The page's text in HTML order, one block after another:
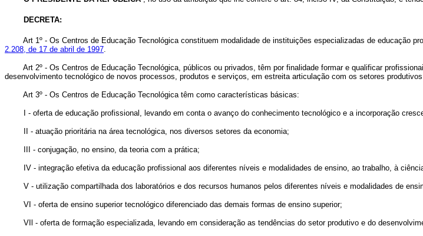
DECRETA:
Art 1º - Os Centros de Educação Tecnológica constituem modalidade de instituições especializadas de educação
2.208, de 17 de abril de 1997.
Art 2º - Os Centros de Educação Tecnológica, públicos ou privados, têm por finalidade formar e qualificar
desenvolvimento tecnológico de novos processos, produtos e serviços, em estreita articulação com os setores
Art 3º - Os Centros de Educação Tecnológica têm como características básicas:
I - oferta de educação profissional, levando em conta o avanço do conhecimento tecnológico e a incorporação
II - atuação prioritária na área tecnológica, nos diversos setores da economia;
III - conjugação, no ensino, da teoria com a prática;
IV - integração efetiva da educação profissional aos diferentes níveis e modalidades de ensino, ao trabalho, à
V - utilização compartilhada dos laboratórios e dos recursos humanos pelos diferentes níveis e modalidades de
VI - oferta de ensino superior tecnológico diferenciado das demais formas de ensino superior;
VIl - oferta de formação especializada, levando em consideração as tendências do setor produtivo e do